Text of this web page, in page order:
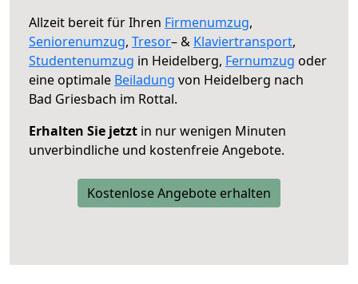
Allzeit bereit für Ihren Firmenumzug,
Seniorenumzug, Tresor– & Klaviertransport,
Studentenumzug in Heidelberg, Fernumzug oder
eine optimale Beiladung von Heidelberg nach
Bad Griesbach im Rottal.
Erhalten Sie jetzt in nur wenigen Minuten
unverbindliche und kostenfreie Angebote.
Kostenlose Angebote erhalten